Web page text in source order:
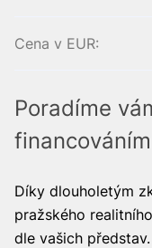
Cena v EUR:
Poradíme
financováním
Díky dlouholetým
pražského
dle vašich